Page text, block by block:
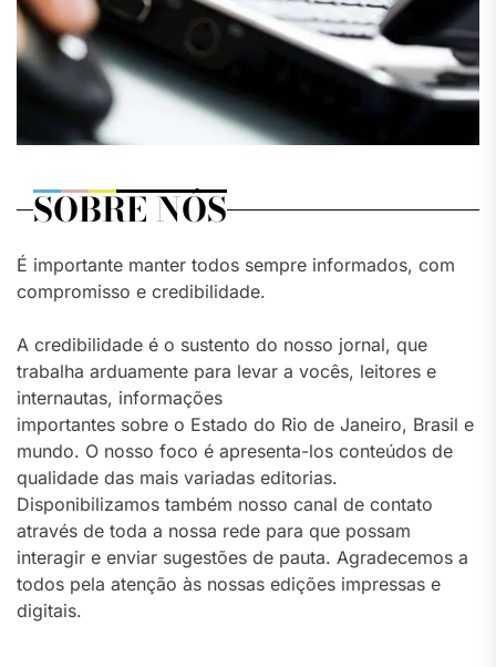
SOBRE NÓS
É importante manter todos sempre informados, com
compromisso e credibilidade.
A credibilidade é o sustento do nosso jornal, que
trabalha arduamente para levar a vocês, leitores e
internautas, informações
importantes sobre o Estado do Rio de Janeiro, Brasil e
mundo. O nosso foco é apresenta-los conteúdos de
qualidade das mais variadas editorias.
Disponibilizamos também nosso canal de contato
através de toda a nossa rede para que possam
interagir e enviar sugestões de pauta. Agradecemos a
todos pela atenção às nossas edições impressas e
digitais.